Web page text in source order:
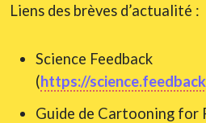
Liens des brèves d’actualité :
Science Feedback
(https://
Guide de Cartooning for